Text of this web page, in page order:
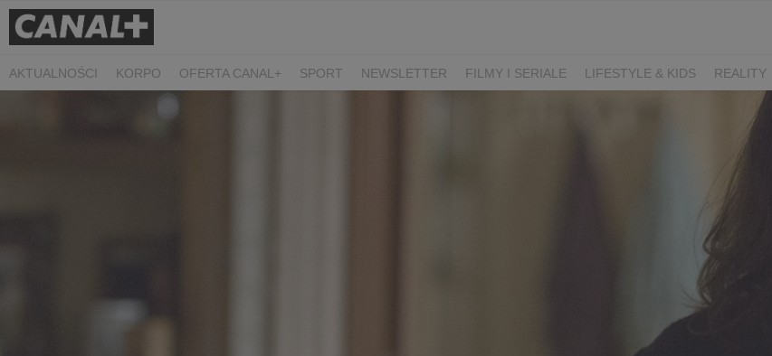
AKTUALNOŚCI KORPO OFERTA CANAL+ SPORT NEWSLETTER FILMY I SERIALE LIFESTYLE & KIDS REALITY
PROSTA SPRAWA